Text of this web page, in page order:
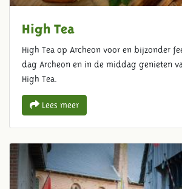
High Tea
High Tea op Archeon voor en bijzonder
dag Archeon en in de middag genieten
High Tea.
Lees meer